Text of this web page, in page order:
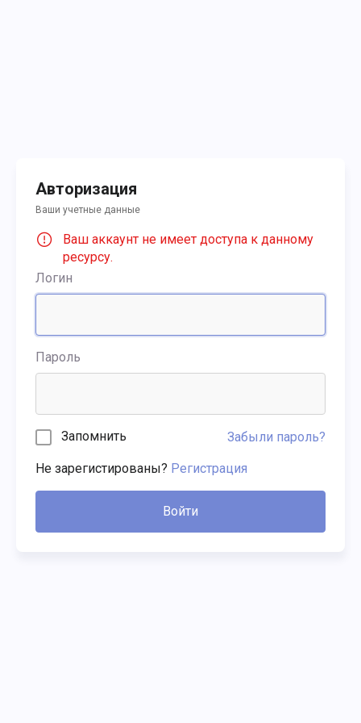
Авторизация
Ваши учетные данные
Ваш аккаунт не имеет доступа к данному
ресурсу.
Логин
Пароль
Запомнить Забыли пароль?
Не зарегистированы? Регистрация